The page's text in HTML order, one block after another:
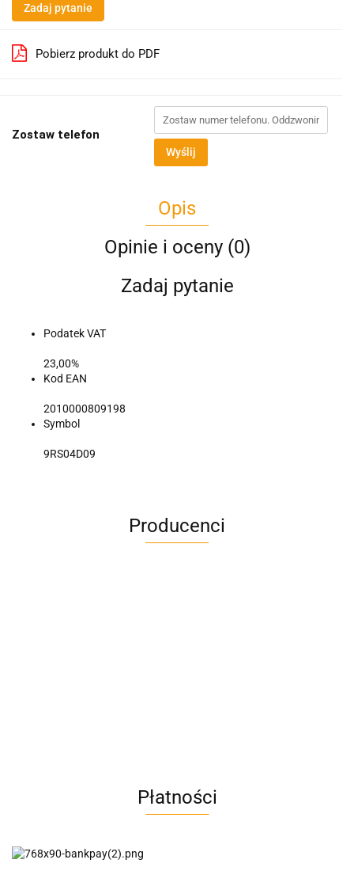
Zadaj pytanie
Pobierz produkt do PDF
Zostaw telefon
Wyślij
Opis
Opinie i oceny (0)
Zadaj pytanie
Podatek VAT
23,00%
Kod EAN
2010000809198
Symbol
9RS04D09
Producenci
AC EasyLine
Płatności